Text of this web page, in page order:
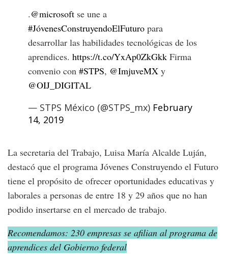
.@microsoft se une a
#JóvenesConstruyendoElFuturo para
desarrollar las habilidades tecnológicas de los
aprendices. https://t.co/YxAp0ZkGkk Firma
convenio con #STPS, @ImjuveMX y
@OIJ_DIGITAL
— STPS México (@STPS_mx) February
14, 2019
La secretaria del Trabajo, Luisa María Alcalde Luján,
destacó que el programa Jóvenes Construyendo el Futuro
tiene el propósito de ofrecer oportunidades educativas y
laborales a personas de entre 18 y 29 años que no han
podido insertarse en el mercado de trabajo.
Recomendamos: 230 empresas se afilian al programa de
aprendices del Gobierno federal